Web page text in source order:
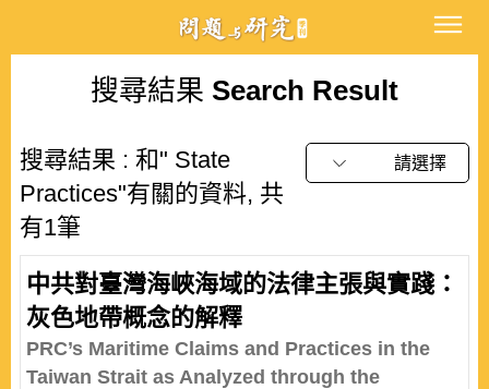
搜尋結果 Search Result
搜尋結果 : 和" State
Practices"有關的資料, 共
有1筆
請選擇
中共對臺灣海峽海域的法律主張與實踐：
灰色地帶概念的解釋
PRC’s Maritime Claims and Practices in the
Taiwan Strait as Analyzed through the